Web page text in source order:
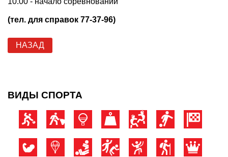
(тел. для справок 77-37-96)
НАЗАД
ВИДЫ СПОРТА